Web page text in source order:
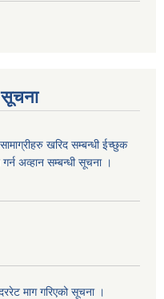
सूचना
खरिद सम्बन्धी ईच्छुक
अव्हान सम्बन्धी सूचना ।
माग गरिएको सूचना ।